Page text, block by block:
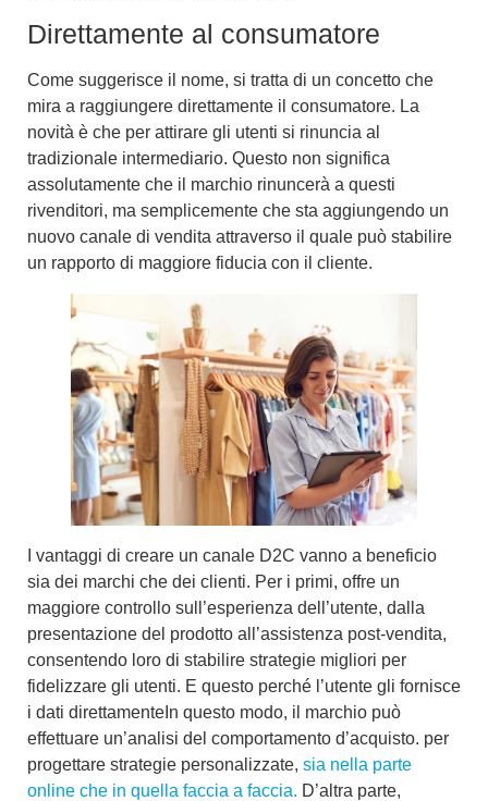
Direttamente al consumatore
Come suggerisce il nome, si tratta di un concetto che
mira a raggiungere direttamente il consumatore. La
novità è che per attirare gli utenti si rinuncia al
tradizionale intermediario. Questo non significa
assolutamente che il marchio rinuncerà a questi
rivenditori, ma semplicemente che sta aggiungendo un
nuovo canale di vendita attraverso il quale può stabilire
un rapporto di maggiore fiducia con il cliente.
I vantaggi di creare un canale D2C vanno a beneficio
sia dei marchi che dei clienti. Per i primi, offre un
maggiore controllo sull’esperienza dell’utente, dalla
presentazione del prodotto all’assistenza post-vendita,
consentendo loro di stabilire strategie migliori per
fidelizzare gli utenti. E questo perché l’utente gli fornisce
i dati direttamente In questo modo, il marchio può
effettuare un’analisi del comportamento d’acquisto. per
progettare strategie personalizzate, sia nella parte
online che in quella faccia a faccia. D’altra parte,